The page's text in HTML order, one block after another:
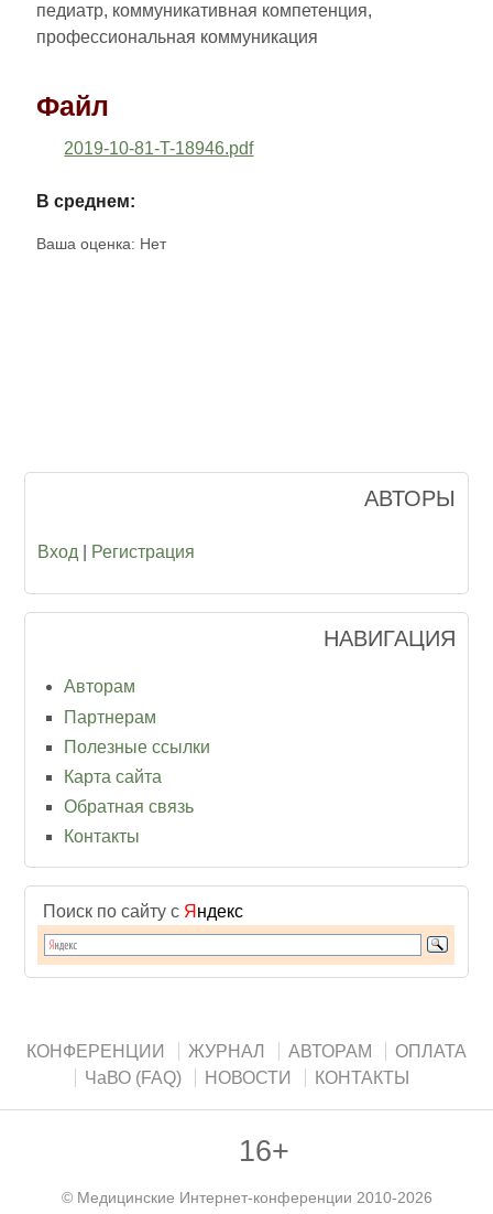
педиатр, коммуникативная компетенция,
профессиональная коммуникация
Файл
2019-10-81-T-18946.pdf
В среднем:
Ваша оценка: Нет
АВТОРЫ
Вход Регистрация
НАВИГАЦИЯ
Авторам
Партнерам
Полезные ссылки
Карта сайта
Обратная связь
Контакты
Поиск по сайту с Я ндекс
КОНФЕРЕНЦИИ ЖУРНАЛ АВТОРАМ
ОПЛАТА
ЧаВО (FAQ)
НОВОСТИ КОНТАКТЫ
16+
© Медицинские Интернет-конференции 2010-2026